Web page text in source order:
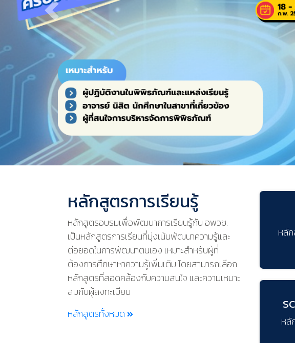
หลักสูตรการเรียนรู้
หลักสูตรอบรมเพื่อพัฒนาการเรียนรู้กับ อพวช.
เป็นหลักสูตรการเรียนที่มุ่งเน้นพัฒนาความรู้และ
ต่อยอดในการพัฒนาตนเอง เหมาะสำหรับผู้ที่
ต้องการศึกษาหาความรู้เพิ่มเติม โดยสามารถเลือก
หลักสูตรที่สอดคล้องกับความสนใจ และความเหมาะ
สมกับผู้ลงทะเบียน
หลักสูตรทั้งหมด
หลั
หลั